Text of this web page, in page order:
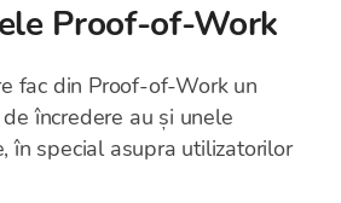
Proof-of-Work
fac din Proof-of-Work un
încredere au și unele
în special asupra utilizatorilor